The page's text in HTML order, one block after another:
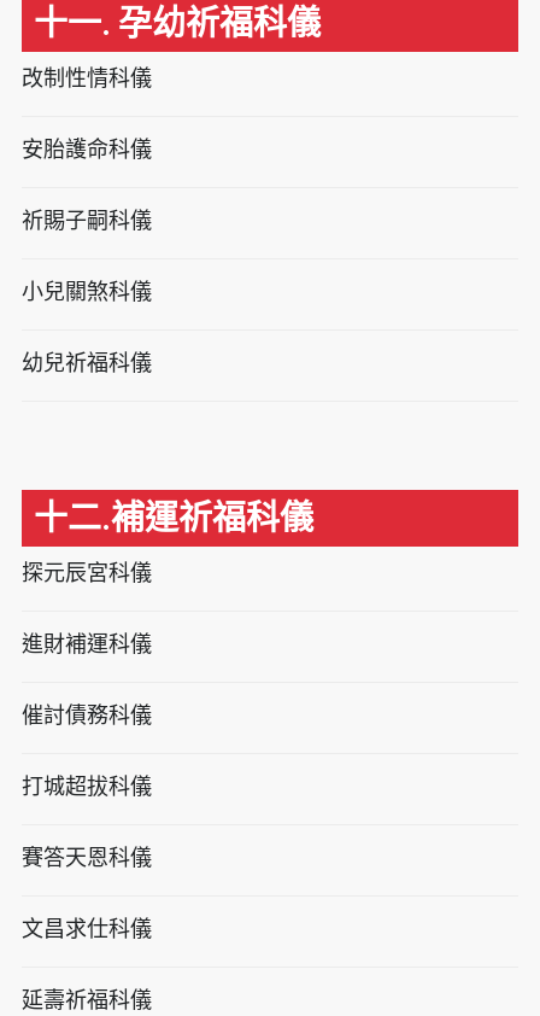
十一. 孕幼祈福科儀
改制性情科儀
安胎護命科儀
祈賜子嗣科儀
小兒關煞科儀
幼兒祈福科儀
十二.補運祈福科儀
探元辰宮科儀
進財補運科儀
催討債務科儀
打城超拔科儀
賽答天恩科儀
文昌求仕科儀
延壽祈福科儀